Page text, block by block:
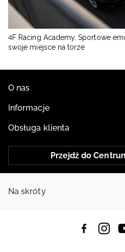
4F Racing Academy. Sportowe
swoje miejsce na torze
O nas
Informacje
Obsługa klienta
Przejdź do
Na skróty